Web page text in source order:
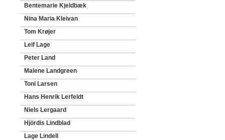
Bentemarie Kjeldbæk
Nina Maria Kleivan
Tom Krøjer
Leif Lage
Peter Land
Malene Landgreen
Toni Larsen
Hans Henrik Lerfeldt
Niels Lergaard
Hjördis Lindblad
Lage Lindell